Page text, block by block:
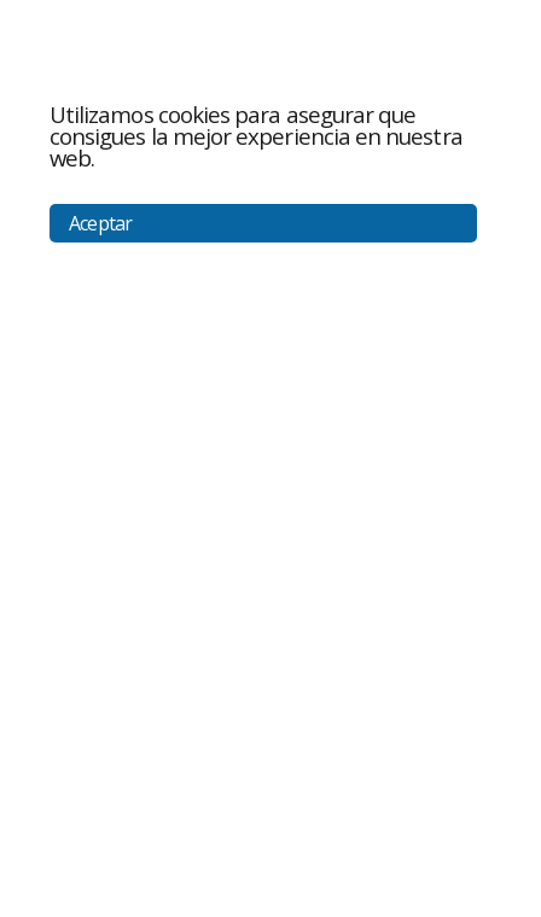
Utilizamos cookies para asegurar que
consigues la mejor experiencia en nuestra
web.
Aceptar